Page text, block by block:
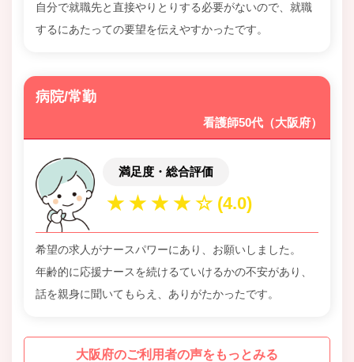
自分で就職先と直接やりとりする必要がないので、就職
するにあたっての要望を伝えやすかったです。
病院/常勤
看護師50代（大阪府）
満足度・総合評価
希望の求人がナースパワーにあり、お願いしました。
年齢的に応援ナースを続けるていけるかの不安があり、
話を親身に聞いてもらえ、ありがたかったです。
大阪府のご利用者の声をもっとみる